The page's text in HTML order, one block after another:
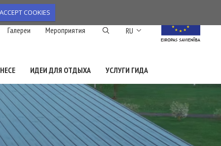
COOKIES
RU Список
Галереи Мероприятия
ИДЕИ ДЛЯ ОТДЫХА УСЛУГИ ГИДА